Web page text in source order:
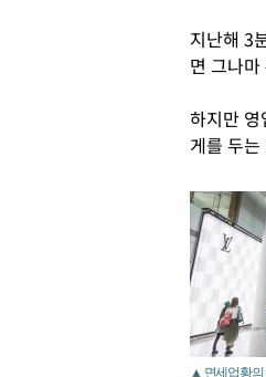
지난해 3
면 그나
하지만
게를 두
▲ 면세업황의